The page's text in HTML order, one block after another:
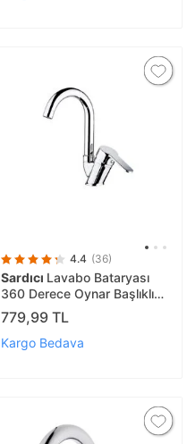
4.4 (36)
Sardıcı Lavabo Bataryası
360 Derece Oynar Başlıklı
Banyo Bataryası 5 Yil
Garantili Lavabo Musluğu
779,99 TL
Kargo Bedava